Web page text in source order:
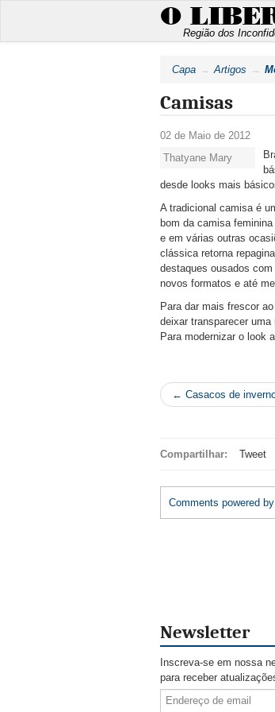
O
Região dos
Capa Artigos
Camisas
02 de Maio de 2012
Thatyane Mary
desde looks mais
A tradicional camisa é
bom da camisa
e em várias outras
clássica retorna
destaques ousados
novos formatos e até
Para dar mais frescor
deixar transparecer
Para modernizar o look
← Casacos de
Compartilhar: Tweet
Comments powered by
Newsletter
Inscreva-se em nossa
para receber